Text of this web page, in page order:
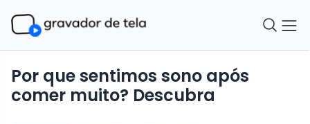
Por que sentimos sono após
comer muito? Descubra